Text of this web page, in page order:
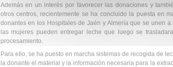
Además en un interés por favorecer las donaciones y
otros centros, recientemente se ha concluido la puesta en
donantes en los Hospitales de Jaén y Almería que se unen
las mujeres pueden entregar leche que luego se
procesamiento.
Para ello, se ha puesto en marcha sistemas de recogida de
la donante el material y la información necesaria para la